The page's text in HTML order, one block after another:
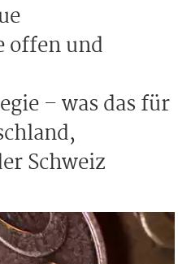
offen und
– was das für
Schweiz